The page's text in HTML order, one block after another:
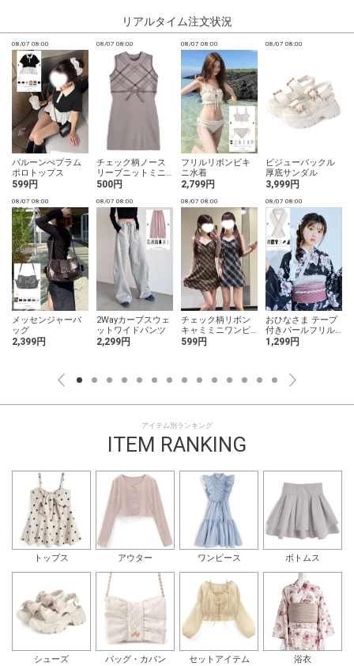
リアルタイム注文状況
08/07 08:00
バルーンぺプラム
ポロトップス
599円
08/07 08:00
チェック柄ノース
リーブニットミニ
ワンピース
500円
08/07 08:00
フリルリボンビキ
ニ水着
2,799円
08/07 08:00
ビジューバックル
厚底サンダル
3,999円
08/07 08:00
メッセンジャーバ
ッグ
2,399円
08/07 08:00
2Wayカーブスウェ
ットワイドパンツ
2,299円
08/07 08:00
チェック柄リボン
キャミミニワンピ
ース
599円
08/07 08:00
おひなさま テープ
付きパールフリル
重ね衿
1,299円
アイテム別ランキング
ITEM RANKING
トップス アウター ワンピース ボトムス
シューズ バッグ・カバン セットアイテム 浴衣